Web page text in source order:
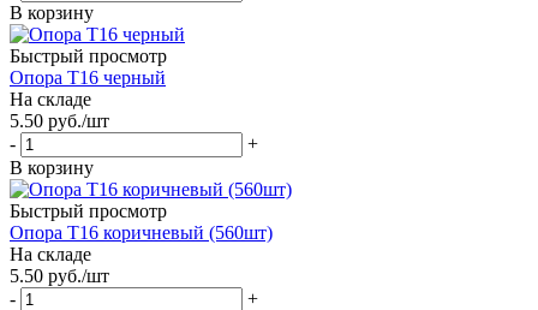
В корзину
Быстрый просмотр
Опора Т16 черный
На складе
5.50 руб./шт
-
+
В корзину
Быстрый просмотр
Опора Т16 коричневый (560шт)
На складе
5.50 руб./шт
-
+